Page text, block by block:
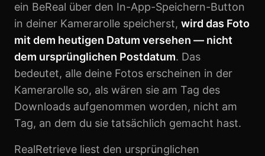
ein BeReal über den In-App-Speichern-Button
in deiner Kamerarolle speicherst, wird das Foto
mit dem heutigen Datum versehen — nicht
dem ursprünglichen Postdatum. Das
bedeutet, alle deine Fotos erscheinen in der
Kamerarolle so, als wären sie am Tag des
Downloads aufgenommen worden, nicht am
Tag, an dem du sie tatsächlich gemacht hast.
RealRetrieve liest den ursprünglichen